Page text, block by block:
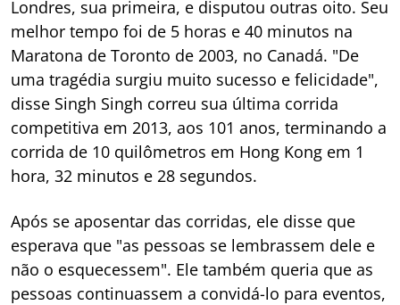
Londres, sua primeira, e disputou outras oito. Seu
melhor tempo foi de 5 horas e 40 minutos na
Maratona de Toronto de 2003, no Canadá. "De
uma tragédia surgiu muito sucesso e felicidade",
disse Singh Singh correu sua última corrida
competitiva em 2013, aos 101 anos, terminando a
corrida de 10 quilômetros em Hong Kong em 1
hora, 32 minutos e 28 segundos.
Após se aposentar das corridas, ele disse que
esperava que "as pessoas se lembrassem dele e
não o esquecessem". Ele também queria que as
pessoas continuassem a convidá-lo para eventos,